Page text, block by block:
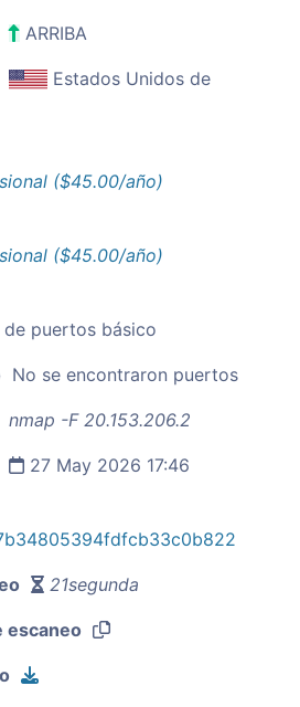
ARRIBA
Estados Unidos de
($45.00/año)
($45.00/año)
de puertos básico
No se encontraron puertos
nmap -F 20.153.206.2
27 May 2026 17:46
21segunda
escaneo